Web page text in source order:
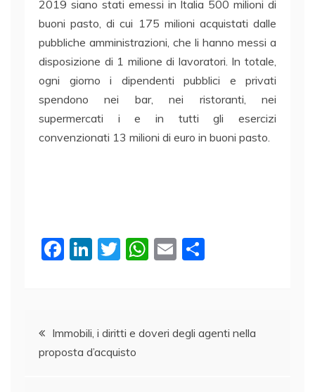
2019 siano stati emessi in Italia 500 milioni di
buoni pasto, di cui 175 milioni acquistati dalle
pubbliche amministrazioni, che li hanno messi a
disposizione di 1 milione di lavoratori. In totale,
ogni giorno i dipendenti pubblici e privati
spendono nei bar, nei ristoranti, nei
supermercati i e in tutti gli esercizi
convenzionati 13 milioni di euro in buoni pasto.
F
b
o
Li
dI
n
T
W
A
E
vi
Navigazione
articoli
Immobili, i diritti e doveri degli agenti nella
proposta d’acquisto